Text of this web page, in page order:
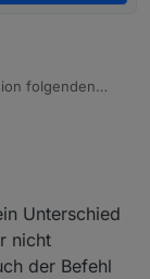
folgenden
für
system/
since Wed
hatte. Luftdruck
ioBroker läuft
Unterschied
nicht
der Befehl